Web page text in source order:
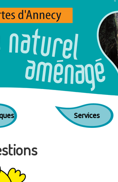
Jump to navigation
Services